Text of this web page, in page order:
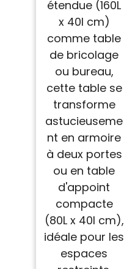
étendue (160L
x 40l cm)
comme table
de bricolage
ou bureau,
cette table se
transforme
astucieuseme
nt en armoire
à deux portes
ou en table
d'appoint
compacte
(80L x 40l cm),
idéale pour les
espaces